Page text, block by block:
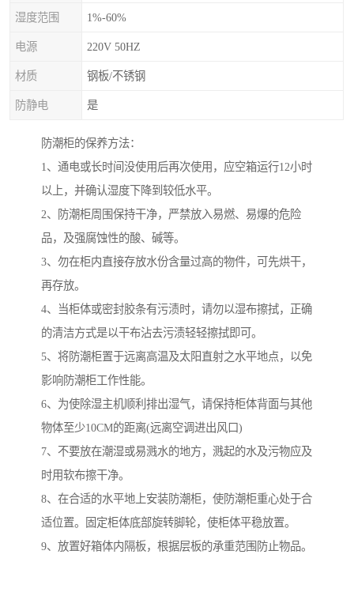
湿度范围 1%-60%
电源 220V 50HZ
材质 钢板/不锈钢
防静电 是
防潮柜的保养方法：
1、通电或长时间没使用后再次使用，应空箱运行12小时
以上，并确认湿度下降到较低水平。
2、防潮柜周围保持干净，严禁放入易燃、易爆的危险
品，及强腐蚀性的酸、碱等。
3、勿在柜内直接存放水份含量过高的物件，可先烘干，
再存放。
4、当柜体或密封胶条有污渍时，请勿以湿布擦拭，正确
的清洁方式是以干布沾去污渍轻轻擦拭即可。
5、将防潮柜置于远离高温及太阳直射之水平地点，以免
影响防潮柜工作性能。
6、为使除湿主机顺利排出湿气，请保持柜体背面与其他
物体至少10CM的距离(远离空调进出风口)
7、不要放在潮湿或易溅水的地方，溅起的水及污物应及
时用软布擦干净。
8、在合适的水平地上安装防潮柜，使防潮柜重心处于合
适位置。固定柜体底部旋转脚轮，使柜体平稳放置。
9、放置好箱体内隔板，根据层板的承重范围防止物品。